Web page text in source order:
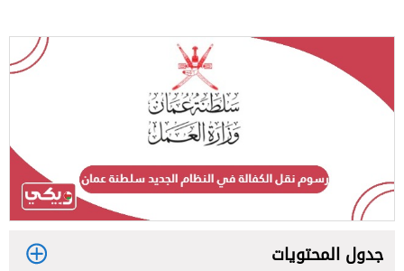
جدول المحتويات